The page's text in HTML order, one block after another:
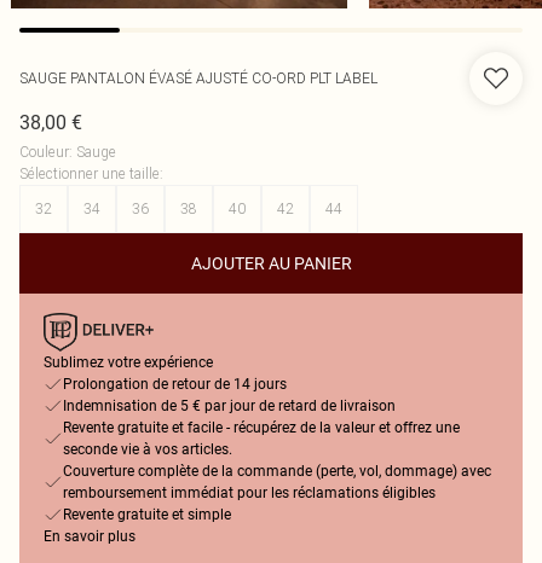
SAUGE PANTALON ÉVASÉ AJUSTÉ CO-ORD PLT LABEL
38,00 €
Couleur: Sauge
Sélectionner une taille:
32
34 36 38 40 42 44
AJOUTER AU PANIER
Sublimez votre expérience
Prolongation de retour de 14 jours
Indemnisation de 5 € par jour de retard de livraison
Revente gratuite et facile - récupérez de la valeur et offrez une
seconde vie à vos articles.
Couverture complète de la commande (perte, vol, dommage) avec
remboursement immédiat pour les réclamations éligibles
Revente gratuite et simple
En savoir plus